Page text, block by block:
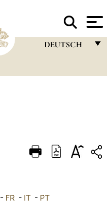
DEUTSCH
DEUTSCH
العربيّة - FR - IT - PT